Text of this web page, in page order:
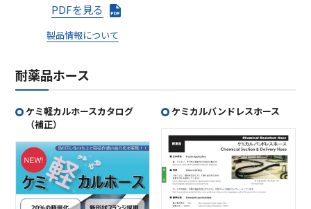
PDFを見る
製品情報について
耐薬品ホース
ケミ軽カルホースカタログ
（補正）
ケミカルバンドレスホース